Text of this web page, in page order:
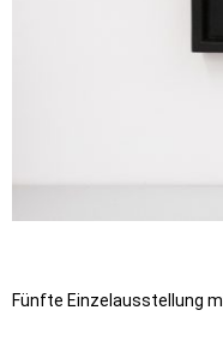
Fünfte Einzelausstellung